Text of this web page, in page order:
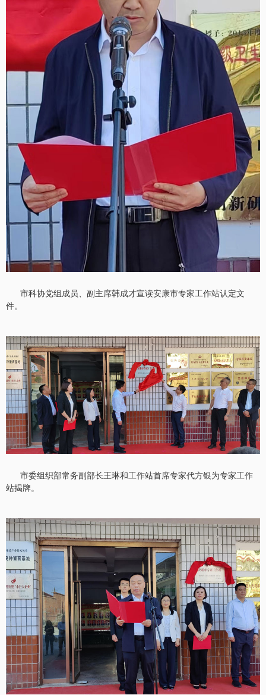
市科协党组成员、副主席韩成才宣读安康市专家工作站认定文
件。
市委组织部常务副部长王琳和工作站首席专家代方银为专家工作
站揭牌。